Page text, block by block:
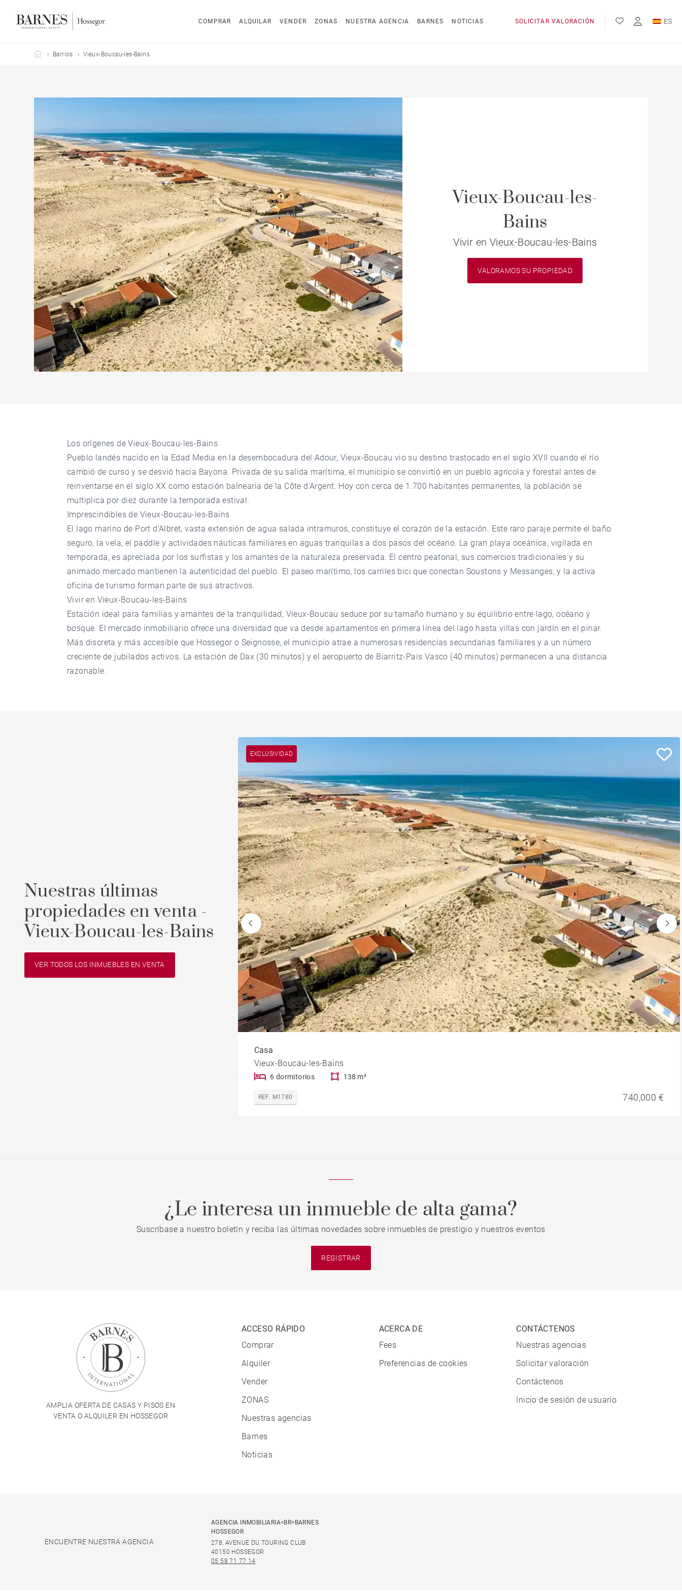
COMPRAR ALQUILAR VENDER ZONAS NUESTRA AGENCIA BARNES NOTICIAS SOLICITAR VALORACIÓN ES
EN
Barnes Hossegor
Barrios Vieux-Boucau-les-Bains
Vieux-Boucau-les-
Bains
Vivir en Vieux-Boucau-les-Bains
VALORAMOS SU PROPIEDAD
Los orígenes de Vieux-Boucau-les-Bains
Pueblo landés nacido en la Edad Media en la desembocadura del Adour, Vieux-Boucau vio su destino trastocado en el siglo XVII cuando el río
cambió de curso y se desvió hacia Bayona. Privada de su salida marítima, el municipio se convirtió en un pueblo agrícola y forestal antes de
reinventarse en el siglo XX como estación balnearia de la Côte d'Argent. Hoy con cerca de 1.700 habitantes permanentes, la población se
multiplica por diez durante la temporada estival.
Imprescindibles de Vieux-Boucau-les-Bains
El lago marino de Port d'Albret, vasta extensión de agua salada intramuros, constituye el corazón de la estación. Este raro paraje permite el baño
seguro, la vela, el paddle y actividades náuticas familiares en aguas tranquilas a dos pasos del océano. La gran playa oceánica, vigilada en
temporada, es apreciada por los surfistas y los amantes de la naturaleza preservada. El centro peatonal, sus comercios tradicionales y su
animado mercado mantienen la autenticidad del pueblo. El paseo marítimo, los carriles bici que conectan Soustons y Messanges, y la activa
oficina de turismo forman parte de sus atractivos.
Vivir en Vieux-Boucau-les-Bains
Estación ideal para familias y amantes de la tranquilidad, Vieux-Boucau seduce por su tamaño humano y su equilibrio entre lago, océano y
bosque. El mercado inmobiliario ofrece una diversidad que va desde apartamentos en primera línea del lago hasta villas con jardín en el pinar.
Más discreta y más accesible que Hossegor o Seignosse, el municipio atrae a numerosas residencias secundarias familiares y a un número
creciente de jubilados activos. La estación de Dax (30 minutos) y el aeropuerto de Biarritz-País Vasco (40 minutos) permanecen a una distancia
razonable.
Nuestras últimas
propiedades en venta -
Vieux-Boucau-les-Bains
VER TODOS LOS INMUEBLES EN VENTA
EXCLUSIVIDAD
Casa
Vieux-Boucau-les-Bains
6 dormitorios 138 m²
REF. M1780 740,000 €
¿Le interesa un inmueble de alta gama?
Suscríbase a nuestro boletín y reciba las últimas novedades sobre inmuebles de prestigio y nuestros eventos
REGISTRAR
AMPLIA OFERTA DE CASAS Y PISOS EN
VENTA O ALQUILER EN HOSSEGOR
ACCESO RÁPIDO
Comprar
Alquiler
Vender
ZONAS
Nuestras agencias
Barnes
Noticias
ACERCA DE
Fees
Preferencias de cookies
CONTÁCTENOS
Nuestras agencias
Solicitar valoración
Contáctenos
Inicio de sesión de usuario
ENCUENTRE NUESTRA AGENCIA
AGENCIA INMOBILIARIA<BR>BARNES
HOSSEGOR
278, AVENUE DU TOURING CLUB
40150 HOSSEGOR
05 58 71 77 14